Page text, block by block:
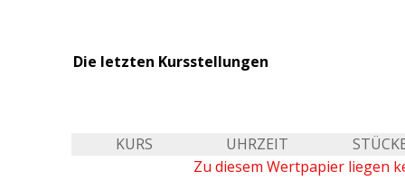
Die letzten Kursstellungen
KURS UHRZEIT
Zu diesem Wertpapier liegen